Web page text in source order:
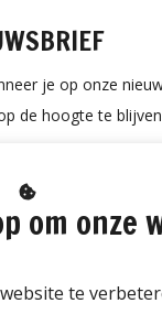
je op onze
de hoogte te
om onze
te